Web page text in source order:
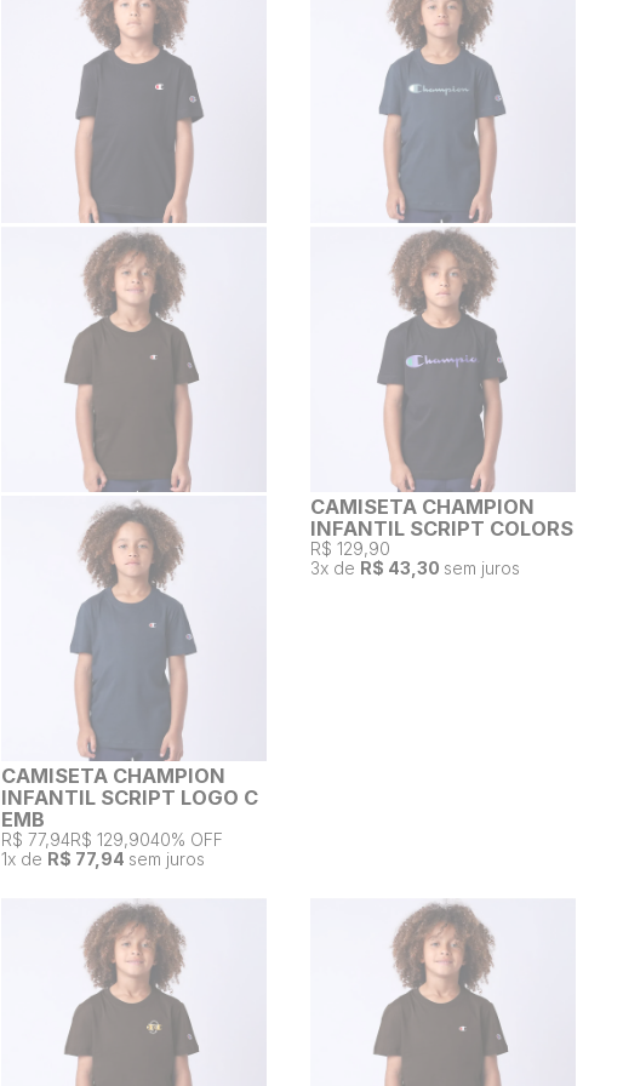
CAMISETA CHAMPION
INFANTIL SCRIPT LOGO C
EMB
R$ 77,94R$ 129,9040% OFF
1x de R$ 77,94 sem juros
CAMISETA CHAMPION
INFANTIL SCRIPT COLORS
R$ 129,90
3x de R$ 43,30 sem juros